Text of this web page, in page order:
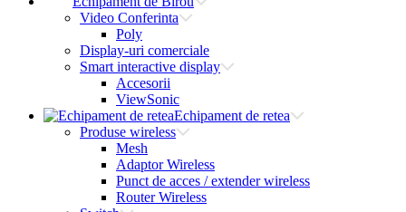
Video Conferinta
Poly
Display-uri comerciale
Smart interactive display
Accesorii
ViewSonic
Echipament de retea
Produse wireless
Mesh
Adaptor Wireless
Punct de acces / extender wireless
Router Wireless